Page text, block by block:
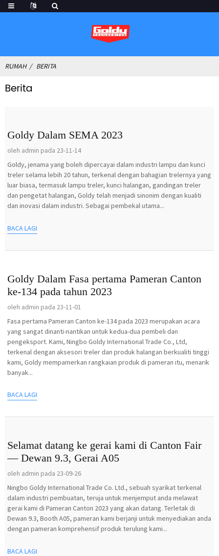
RUMAH BERITA
Berita
Goldy Dalam SEMA 2023
oleh admin pada 23-11-14
Goldy, jenama yang boleh dipercayai dalam industri lampu dan kunci
treler selama lebih 20 tahun, terkenal dengan bahagian trelernya yang
luar biasa, termasuk lampu treler, kunci halangan, gandingan treler
dan pengetat halangan, Goldy telah menjadi sinonim dengan kualiti
dan inovasi dalam industri. Sebagai pembekal utama...
BACA LAGI
Goldy Dalam Fasa pertama Pameran Canton
ke-134 pada tahun 2023
oleh admin pada 23-11-01
Fasa pertama Pameran Canton ke-134 pada 2023 merupakan acara
yang sangat dinanti-nantikan untuk kedua-dua pembeli dan
pengeksport. Kami, Ningbo Goldy International Trade Co., Ltd,
terkenal dengan aksesori treler dan produk halangan berkualiti tinggi
kami, Goldy mempamerkan rangkaian produk di pameran itu, menarik
banyak...
BACA LAGI
Selamat datang ke gerai kami di Canton Fair
— Dewan 9.3, Gerai A05
oleh admin pada 23-09-26
Ningbo Goldy International Trade Co. Ltd., sebuah syarikat terkenal
dalam industri pembuatan, teruja untuk menjemput anda melawat
gerai kami di Pameran Canton 2023 yang akan datang. Terletak di
Dewan 9.3, Booth A05, pameran kami berjanji untuk menyediakan anda
dengan pameran komprehensif produk terulung kami...
BACA LAGI